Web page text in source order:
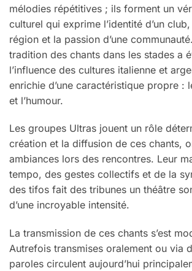
mélodies répétitives ; ils forment un
culturel qui exprime l’identité d’un club,
région et la passion d’une
tradition des chants dans les stades a
l’influence des cultures italienne et
enrichie d’une caractéristique propre :
et l’humour.
Les groupes Ultras jouent un rôle
création et la diffusion de ces chants,
ambiances lors des rencontres. Leur
tempo, des gestes collectifs et de la
des tifos fait des tribunes un théâtre
d’une incroyable intensité.
La transmission de ces chants s’est
Autrefois transmises oralement ou via
paroles circulent aujourd’hui